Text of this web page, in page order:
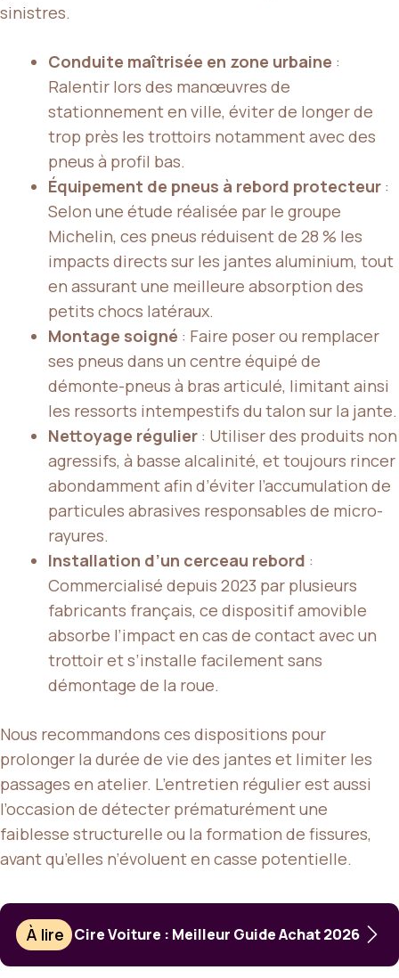
sinistres.
Conduite maîtrisée en zone urbaine :
Ralentir lors des manœuvres de
stationnement en ville, éviter de longer de
trop près les trottoirs notamment avec des
pneus à profil bas.
Équipement de pneus à rebord protecteur :
Selon une étude réalisée par le groupe
Michelin, ces pneus réduisent de 28 % les
impacts directs sur les jantes aluminium, tout
en assurant une meilleure absorption des
petits chocs latéraux.
Montage soigné : Faire poser ou remplacer
ses pneus dans un centre équipé de
démonte-pneus à bras articulé, limitant ainsi
les ressorts intempestifs du talon sur la jante.
Nettoyage régulier : Utiliser des produits non
agressifs, à basse alcalinité, et toujours rincer
abondamment afin d’éviter l’accumulation de
particules abrasives responsables de micro-
rayures.
Installation d’un cerceau rebord :
Commercialisé depuis 2023 par plusieurs
fabricants français, ce dispositif amovible
absorbe l’impact en cas de contact avec un
trottoir et s’installe facilement sans
démontage de la roue.
Nous recommandons ces dispositions pour
prolonger la durée de vie des jantes et limiter les
passages en atelier. L’entretien régulier est aussi
l’occasion de détecter prématurément une
faiblesse structurelle ou la formation de fissures,
avant qu’elles n’évoluent en casse potentielle.
À lire Cire Voiture : Meilleur Guide Achat 2026